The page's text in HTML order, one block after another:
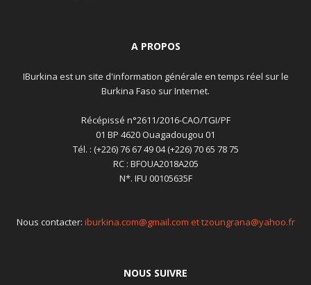
A PROPOS
IBurkina est un site d'information générale en temps réel sur le
Burkina Faso sur Internet.
Récépissé n°2611/2016-CAO/TGI/PF
01 BP 4620 Ouagadougou 01
Tél. : (+226) 76 67 49 04 (+226) 70 65 78 75
RC : BFOUA2018A205
N*. IFU 00105635F
Nous contacter: iburkina.com@gmail.com et tzoungrana@yahoo.fr
NOUS SUIVRE